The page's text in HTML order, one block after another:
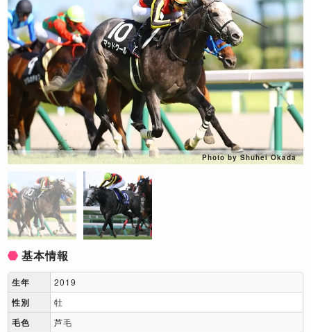
Photo by Shuhei Okada
基本情報
生年 2019
性別 牡
毛色 芦毛